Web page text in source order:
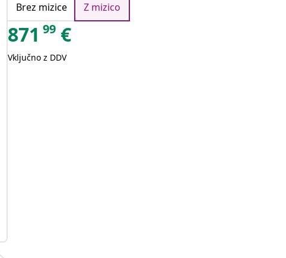
Brez mizice
Z mizico
871 99 €
Vključno z DDV